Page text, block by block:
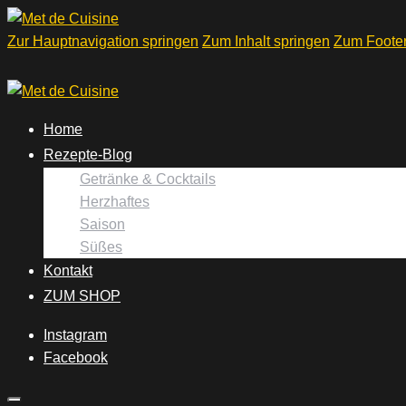
Zur Hauptnavigation springen Zum Inhalt springen Zum
Home
Rezepte-Blog
Getränke & Cocktails
Herzhaftes
Saison
Süßes
Kontakt
ZUM SHOP
Instagram
Facebook